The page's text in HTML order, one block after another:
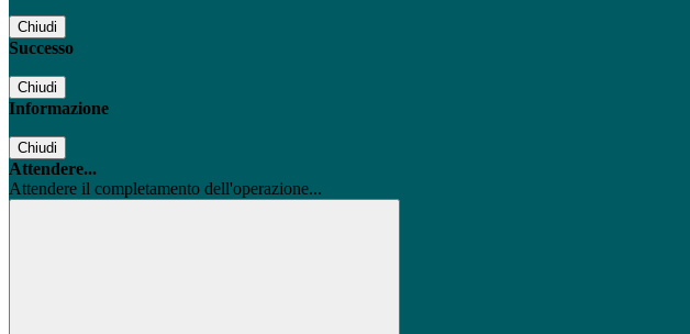
Chiudi
Successo
Chiudi
Informazione
Chiudi
Attendere...
Attendere il completamento dell'operazione...